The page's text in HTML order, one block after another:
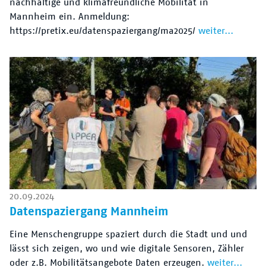
nachhaltige und klimafreundliche Mobilität in
Mannheim ein. Anmeldung:
https://pretix.eu/datenspaziergang/ma2025/ weiter...
20.09.2024
Datenspaziergang Mannheim
Eine Menschengruppe spaziert durch die Stadt und und
lässt sich zeigen, wo und wie digitale Sensoren, Zähler
oder z.B. Mobilitätsangebote Daten erzeugen. weiter...